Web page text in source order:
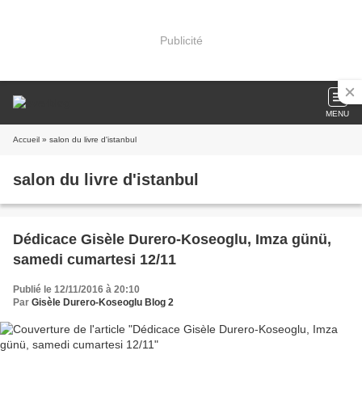
Publicité
MENU
Accueil » salon du livre d'istanbul
salon du livre d'istanbul
Dédicace Gisèle Durero-Koseoglu, Imza günü,
samedi cumartesi 12/11
Publié le 12/11/2016 à 20:10
Par Gisèle Durero-Koseoglu Blog 2